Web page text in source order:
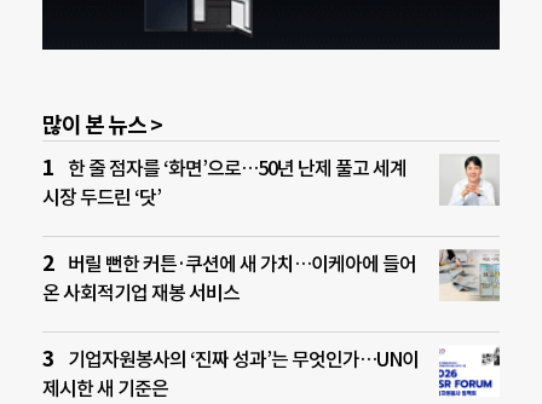
많이 본 뉴스 >
한 줄 점자를 ‘화면’으로…50년 난제 풀고 세계
시장 두드린 ‘닷’
버릴 뻔한 커튼·쿠션에 새 가치…이케아에 들어
온 사회적기업 재봉 서비스
기업자원봉사의 ‘진짜 성과’는 무엇인가…UN이
제시한 새 기준은